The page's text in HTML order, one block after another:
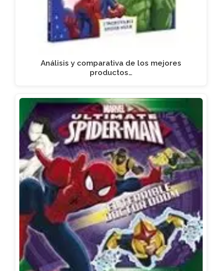
Análisis y comparativa de los mejores
productos…